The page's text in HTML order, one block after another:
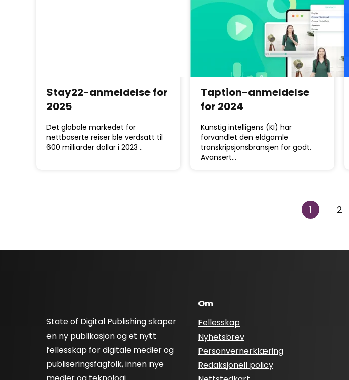
Stay22-anmeldelse for
2025
Det globale markedet for
nettbaserte reiser ble verdsatt til
600 milliarder dollar i 2023 ..
Taption-anmeldelse
for 2024
Kunstig intelligens (KI) har
forvandlet den eldgamle
transkripsjonsbransjen for godt.
Avansert…
1 2
State of Digital Publishing skaper
en ny publikasjon og et nytt
fellesskap for digitale medier og
publiseringsfagfolk, innen nye
Om
Fellesskap
Nyhetsbrev
Personvernerklæring
Redaksjonell policy